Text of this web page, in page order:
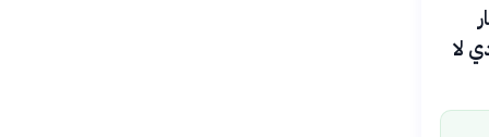
لا